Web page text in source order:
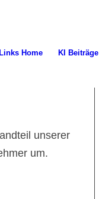
Home KI Beiträge
unserer
um.